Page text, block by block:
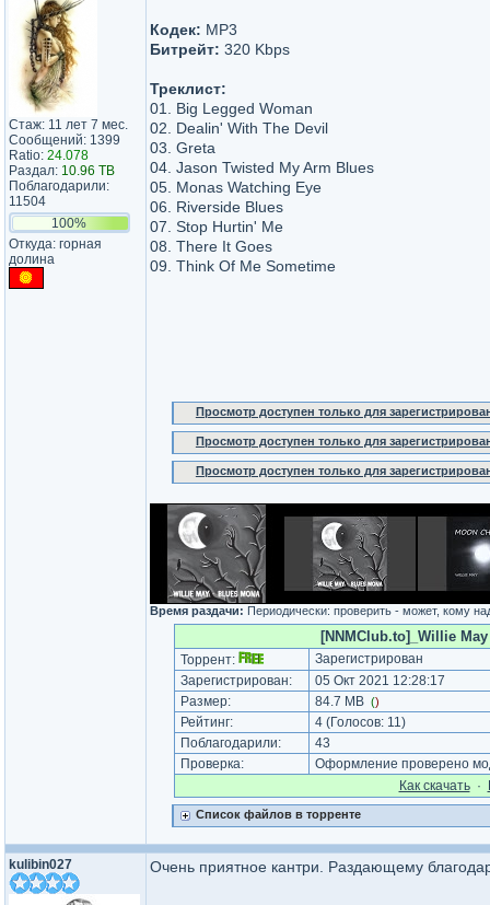
Стаж: 11 лет 7 мес.
Сообщений: 1399
Ratio: 24.078
Раздал: 10.96 TB
Поблагодарили:
11504
100%
Откуда: горная
долина
Кодек: MP3
Битрейт: 320 Kbps
Треклист:
01. Big Legged Woman
02. Dealin' With The Devil
03. Greta
04. Jason Twisted My Arm Blues
05. Monas Watching Eye
06. Riverside Blues
07. Stop Hurtin' Me
08. There It Goes
09. Think Of Me Sometime
Просмотр доступен только для
Просмотр доступен только для
Просмотр доступен только для
Время раздачи: Периодически: проверить - может, кому
[NNMClub.to]_Willie
Торрент:
Зарегистрирован
Зарегистрирован:
05 Окт 2021 12:28:17
Размер:
84.7 MB ()
Рейтинг: 4(Голосов: 11)
Поблагодарили:
43
Проверка:
Оформление проверено
Как cкачать·
Список файлов в торренте
kulibin027 Очень приятное кантри. Раздающему